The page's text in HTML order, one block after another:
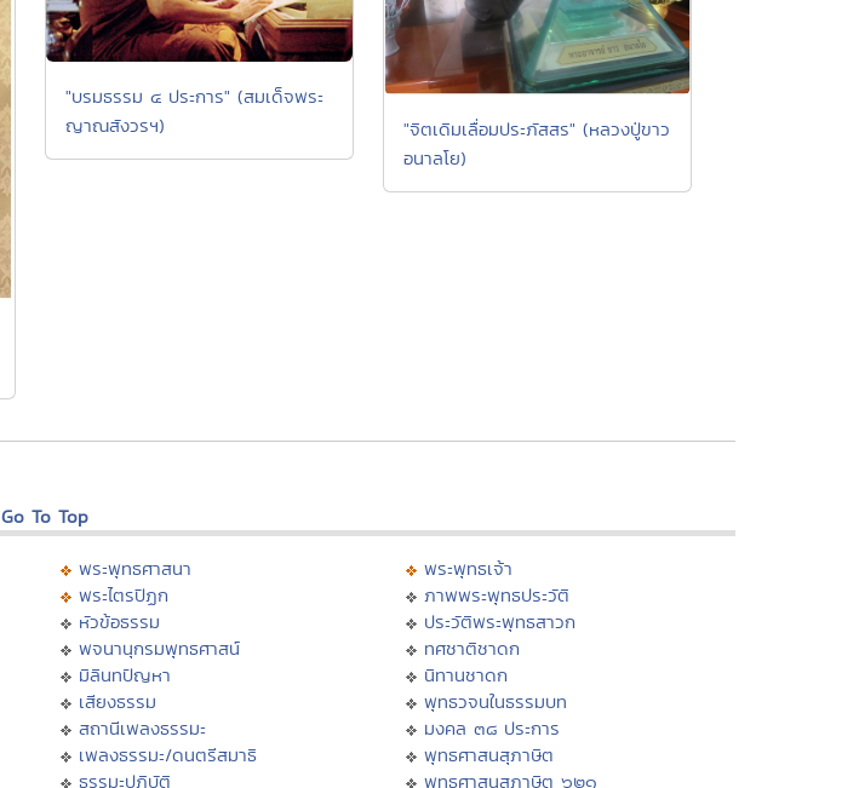
"บรมธรรม ๔ ประการ" (สมเด็จพระ
ญาณสังวรฯ)
"จิตเดิมเลื่อมประภัสสร" (หลวงปู่ขาว
อนาลโย)
Go To Top
พระพุทธศาสนา
พระไตรปิฏก
หัวข้อธรรม
พจนานุกรมพุทธศาสน์
มิลินทปัญหา
เสียงธรรม
สถานีเพลงธรรมะ
เพลงธรรมะ/ดนตรีสมาธิ
ธรรมะปฏิบัติ
พระพุทธเจ้า
ภาพพระพุทธประวัติ
ประวัติพระพุทธสาวก
ทศชาติชาดก
นิทานชาดก
พุทธวจนในธรรมบท
มงคล ๓๘ ประการ
พุทธศาสนสุภาษิต
พุทธศาสนสุภาษิต ๖๒๑